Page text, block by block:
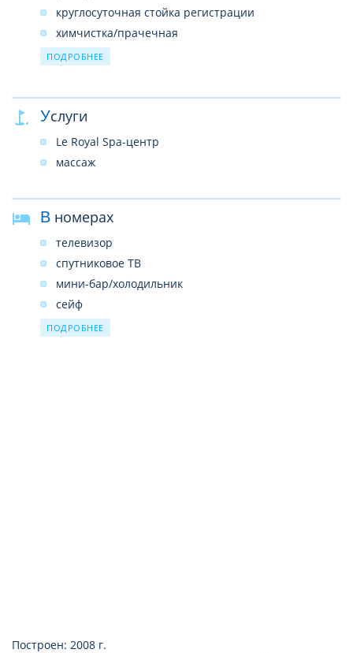
круглосуточная стойка регистрации
химчистка/прачечная
камера хранения багажа
ПОДРОБНЕЕ
Услуги
Le Royal Spa-центр
массаж
В номерах
телевизор
спутниковое ТВ
мини-бар/холодильник
сейф
телефон
ПОДРОБНЕЕ
Построен: 2008 г.